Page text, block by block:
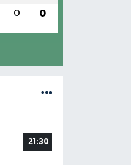
0 0
21:30